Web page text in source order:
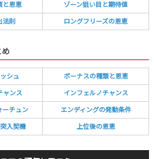
と恩恵 ゾーン狙い目と期待値
法則 ロングフリーズの恩恵
め
シュ ボーナスの種類と恩恵
ャンス インフェルノチャンス
ーチュン エンディングの発動条件
入契機 上位後の恩恵